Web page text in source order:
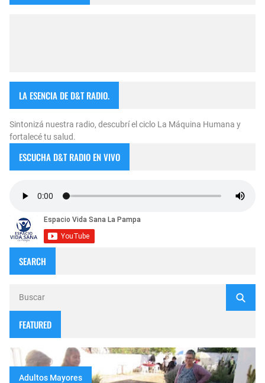
LA ESENCIA DE D&T RADIO.
Sintonizá nuestra radio, descubrí el ciclo La Máquina Humana y
fortalecé tu salud.
ESCUCHA D&T RADIO EN VIVO
SEARCH
FEATURED
Adultos Mayores